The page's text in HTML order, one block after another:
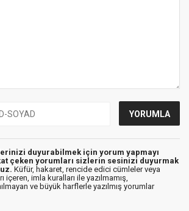
duyurabilmek için yorum yapmayı
çeken yorumları sizlerin sesinizi duyurmak
Küfür, hakaret, rencide edici cümleler veya
içeren, imla kuralları ile yazılmamış,
ve büyük harflerle yazılmış yorumlar